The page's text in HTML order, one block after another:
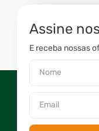
Assine
E receba nossas